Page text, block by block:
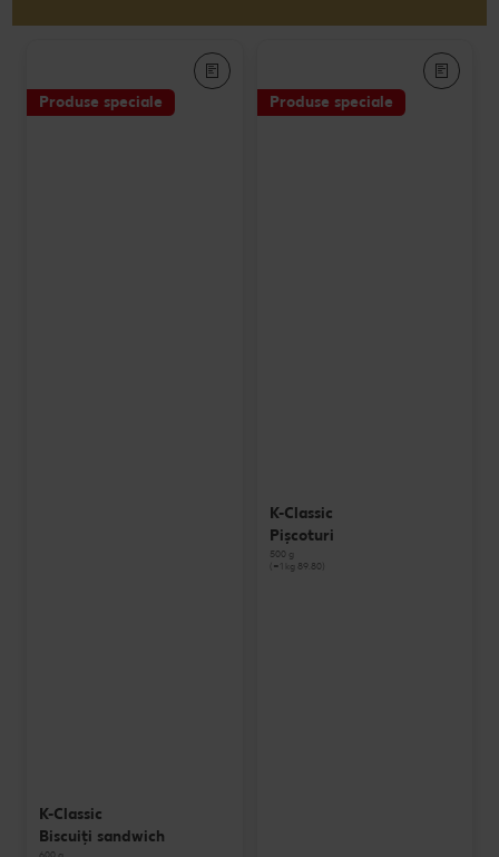
Produse speciale
K-Classic
Biscuiți sandwich
600 g
Produse speciale
K-Classic
Pișcoturi
500 g
(=1 kg 89.80)